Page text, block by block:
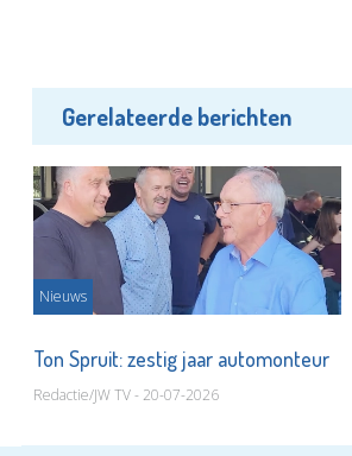
Gerelateerde berichten
Nieuws
Ton Spruit: zestig jaar automonteur
Redactie/JW TV - 20-07-2026